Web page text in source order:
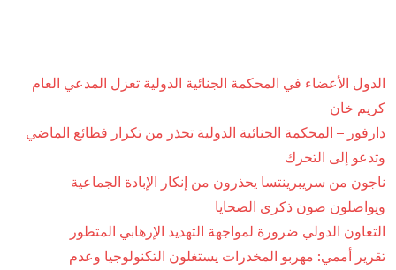
الدول الأعضاء في المحكمة الجنائية الدولية تعزل المدعي العام
كريم خان
دارفور – المحكمة الجنائية الدولية تحذر من تكرار فظائع الماضي
وتدعو إلى التحرك
ناجون من سريبرينتسا يحذرون من إنكار الإبادة الجماعية
ويواصلون صون ذكرى الضحايا
التعاون الدولي ضرورة لمواجهة التهديد الإرهابي المتطور
تقرير أممي: مهربو المخدرات يستغلون التكنولوجيا وعدم